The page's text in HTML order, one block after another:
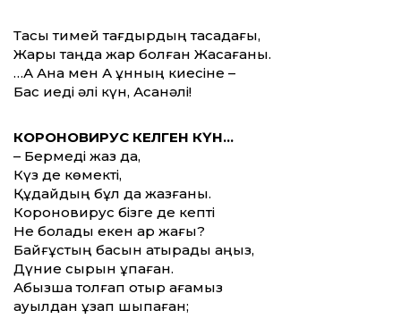
Тасы тимей тағдырдың тасадағы,
Жарық таңда жар болған Жасағаны.
…Ақ Ана мен Ақ ұнның киесіне –
Бас иеді әлі күн, Асанәлі!
КОРОНОВИРУС КЕЛГЕН КҮН…
– Бермеді жаз да,
Күз де көмекті,
Құдайдың бұл да жазғаны.
Короновирус бізге де кепті
Не болады екен ар жағы?
Байғұстың басын қатырады аңыз,
Дүние сырын ұқпаған.
Абызша толғап отыр ағамыз
ауылдан ұзап шықпаған;